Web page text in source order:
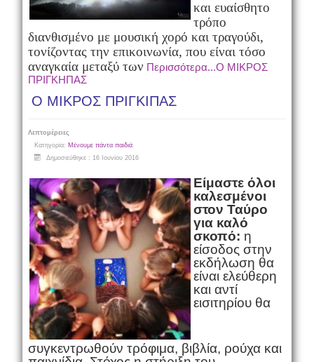
και ευαίσθητο
τρόπο
διανθισμένο με μουσική χορό και τραγούδι,
τονίζοντας την επικοινωνία, που είναι τόσο
αναγκαία μεταξύ των Περισσότερα...Ο ΜΙΚΡΟΣ
ΠΡΙΓΚΗΠΑΣ
Ο ΜΙΚΡΟΣ ΠΡΙΓΚΙΠΑΣ
Λεπτομέρειες
Κατηγορία: Μένουμε πάντα παιδιά
Δημοσιεύθηκε : 16 Ιουνίου 2016
Είμαστε όλοι
καλεσμένοι
στον Ταύρο
για καλό
σκοπό: η
είσοδος στην
εκδήλωση θα
είναι ελεύθερη
και αντί
εισιτηρίου θα
συγκεντρωθούν τρόφιμα, βιβλία, ρούχα και